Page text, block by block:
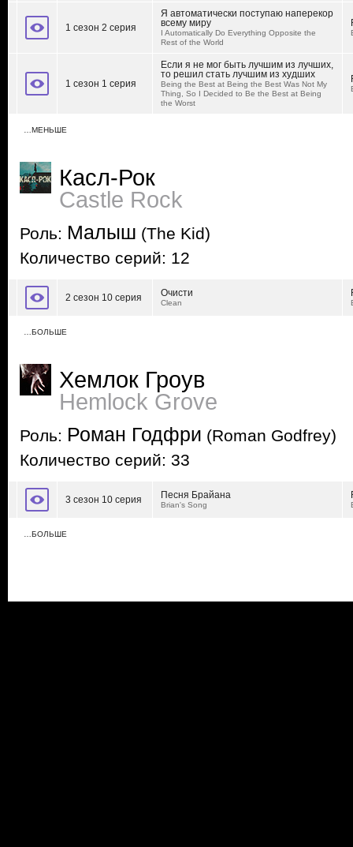
1 сезон 2 серия
Я автоматически поступаю наперекор
всему миру
I Automatically Do Everything Opposite the
Rest of the World
1 сезон 1 серия
Если я не мог быть лучшим из лучших,
то решил стать лучшим из худших
Being the Best at Being the Best Was Not My
Thing, So I Decided to Be the Best at Being
the Worst
…МЕНЬШЕ
Касл-Рок
Castle Rock
Роль: Малыш (The Kid)
Количество серий: 12
2 сезон 10 серия Очисти
Clean
…БОЛЬШЕ
Хемлок Гроув
Hemlock Grove
Роль: Роман Годфри (Roman Godfrey)
Количество серий: 33
3 сезон 10 серия Песня Брайана
Brian's Song
…БОЛЬШЕ